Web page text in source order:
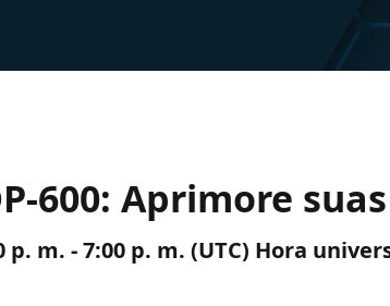
600: Aprimore
p. m. - 7:00 p. m. (UTC) Hora